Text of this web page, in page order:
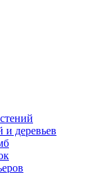
и деревьев